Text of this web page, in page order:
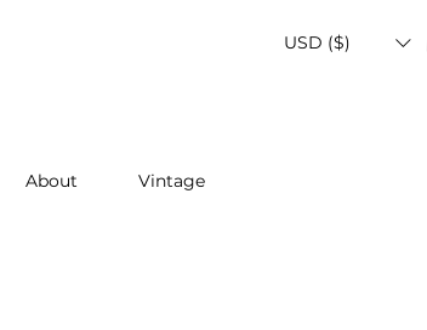
USD ($)
About Vintage